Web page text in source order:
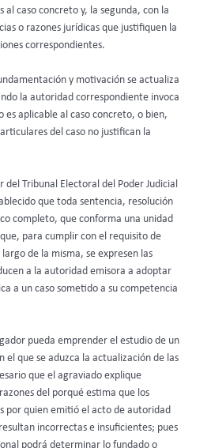
al caso concreto y, la segunda, con la
o razones jurídicas que justifiquen la
correspondientes.
y motivación se actualiza
la autoridad correspondiente invoca
es aplicable al caso concreto, o bien,
del caso no justifican la
del Tribunal Electoral del Poder Judicial
que toda sentencia, resolución
completo, que conforma una unidad
para cumplir con el requisito de
de la misma, se expresen las
a la autoridad emisora a adoptar
a un caso sometido a su competencia
pueda emprender el estudio de un
el que se aduzca la actualización de las
que el agraviado explique
del porqué estima que los
por quien emitió el acto de autoridad
incorrectas e insuficientes; pues
podrá determinar lo fundado o